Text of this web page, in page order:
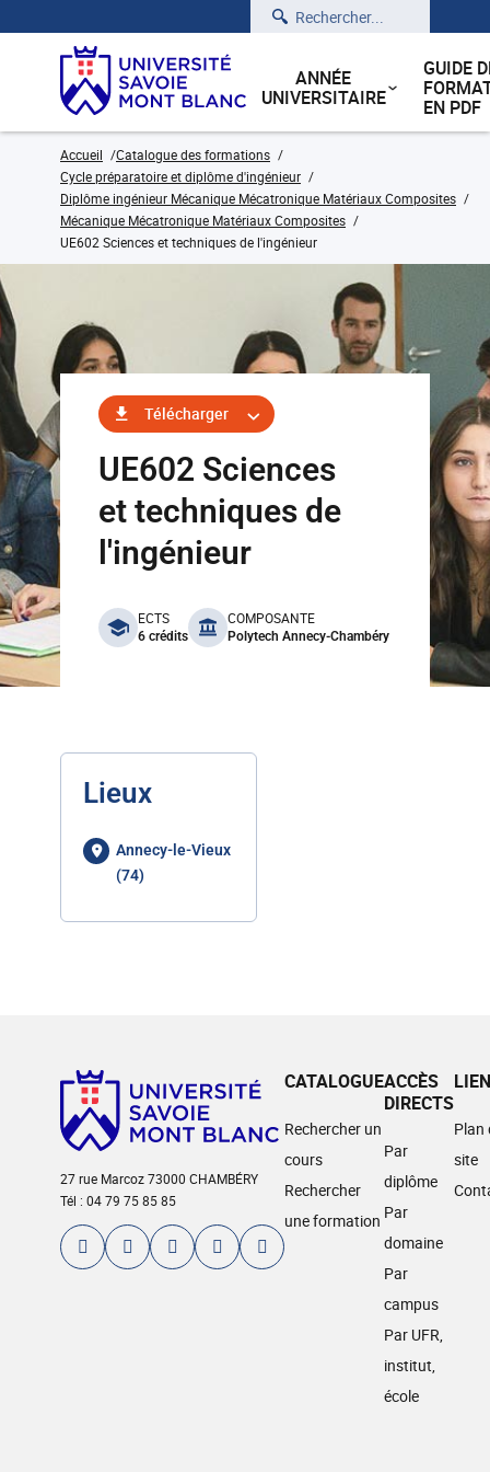
Rechercher
ANNÉE
UNIVERSITAIRE
GUIDE
EN PDF
Accueil
Catalogue des formations
Cycle préparatoire et diplôme d'ingénieur
Diplôme ingénieur Mécanique Mécatronique Matériaux Composites
Mécanique Mécatronique Matériaux Composites
UE602 Sciences et techniques de l'ingénieur
Télécharger
UE602 Sciences
et techniques de
l'ingénieur
benefits
ECTS
6 crédits
COMPOSANTE
Polytech Annecy-Chambéry
Lieux
Annecy-le-Vieux
(74)
27 rue Marcoz 73000 CHAMBÉRY
Tél : 04 79 75 85 85
CATALOGUE
Rechercher un
cours
Rechercher
une formation
ACCÈS
DIRECTS
Par
diplôme
Par
domaine
Par
campus
Par UFR,
institut,
école
Plan
site